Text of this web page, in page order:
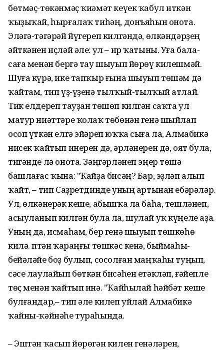
бөтмәҫ-төкәнмәҫ ҡиәмәт кеүек ҡабул иткән
ҡыҙыҡай, һырғалаҡ тиһәң, донъяһын онота.
Эләгә-тәгәрәй йүгереп килгәндә, өлкәндәрҙең
әйткәнен иҫләй әле: ул – ир ҡатыны. Уға бала-
саға менән бергә тау шыуып йөрөү килешмәй.
Шуға күрә, ике тапҡыр ғына шыуып төшәм дә
ҡайтам, тип үҙ-үҙенә тылҡый-тылҡый атлай.
Тик елдереп тауҙан төшөп килгән саҡта ул
матур ниәттәре ҡолаҡ төбөнән генә шыйлап
осоп үткән елгә эйәреп юҡҡа сыға ла, Алмабикә
нисек ҡайтып инерен дә, әрләнерен дә, оят була,
тигәнде лә онота. Зәңгәрләнеп эңер төшә
башлағас ҡына: "Ҡайҙа бисәң? Бар, эҙләп алып
ҡайт, – тип Саҙретдинде уның артынан ебәрәләр.
Ул, өлкәнерәк кеше, абышҡа ла баһа, тешләнеп,
асыуланып килгән була ла, шулай уҡ күңеле аҙа.
Уның да, исмаһам, бер генә шыуып төшкөһө
килә. Әптән ҡараңғы төшкәс кенә, быймаһы-
бейәләйе боҙ булып, сосолған маңҡаһы туңып,
сәсе лаулайып бөткән бисәһен етәкләп, ғәйепле
төҫ менән ҡайтып инә. "Ҡайһылай һәйбәт кеше
булғандар,– тип әле килеп уйлай Алмабикә
ҡайны-ҡәйнәһе тураһында.
– Эштән ҡасып йөрөгән килен генәләрен,